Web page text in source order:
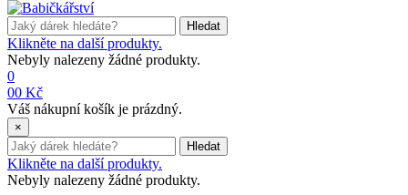
Hledat
Klikněte na další produkty.
Nebyly nalezeny žádné produkty.
0
00 Kč
Váš nákupní košík je prázdný.
×
Hledat
Klikněte na další produkty.
Nebyly nalezeny žádné produkty.